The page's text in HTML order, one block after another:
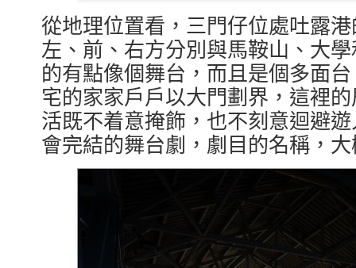
從地理位置看，三門仔位處吐露
左、前、右方分別與馬鞍山、大
的有點像個舞台，而且是個多面
宅的家家戶戶以大門劃界，這裡
活既不着意掩飾，也不刻意迴避
會完結的舞台劇，劇目的名稱，